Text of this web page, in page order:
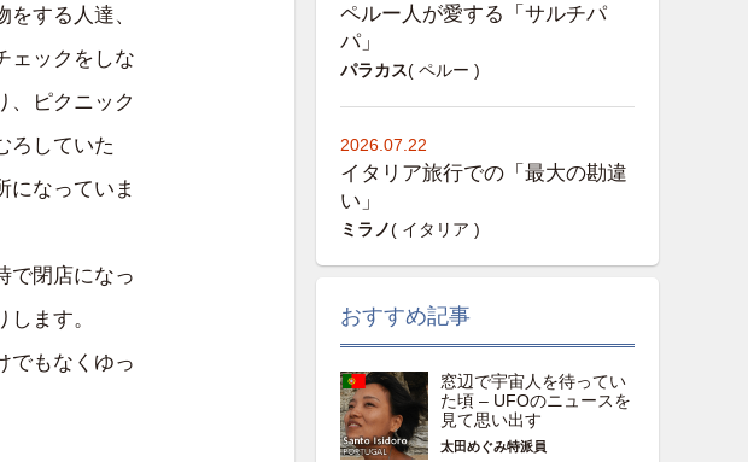
する人達、
ェックをしな
、ピクニック
ろしていた
になっていま
で閉店になっ
ます。
でもなくゆっ
ペルー人が愛する「サルチパ
パ」
パラカス( ペルー )
2026.07.22
イタリア旅行での「最大の勘違
い」
ミラノ( イタリア )
おすすめ記事
窓辺で宇宙人を待ってい
た頃 – UFOのニュースを
見て思い出す
太田めぐみ特派員